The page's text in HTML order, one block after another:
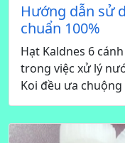
Hướng dẫn sử
chuẩn 100%
Hạt Kaldnes 6
trong việc xử lý
Koi đều ưa chuộng